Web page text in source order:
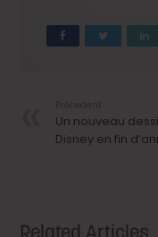
Un nouveau
Disney en fin
Related Articles